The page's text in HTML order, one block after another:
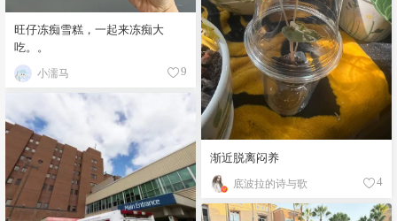
旺仔冻痴雪糕，一起来冻痴大
吃。。
小濡马 9
渐近脱离闷养
底波拉的诗与歌 4